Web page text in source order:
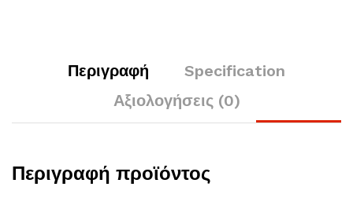
Περιγραφή
Specification
Αξιολογήσεις (0)
Περιγραφή προϊόντος